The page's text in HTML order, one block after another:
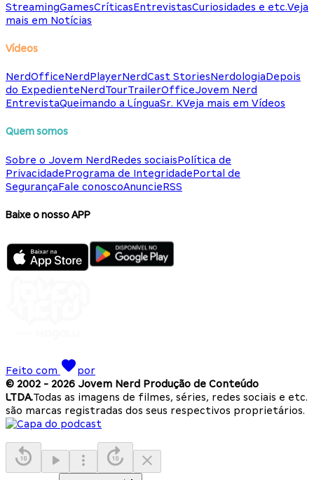
StreamingGamesCríticasEntrevistasCuriosidades e etc.Veja
mais em Notícias
Vídeos
NerdOfficeNerdPlayerNerdCast StoriesNerdologiaDepois
do ExpedienteNerdTourTrailerOfficeJovem Nerd
EntrevistaQueimando a LínguaSr. KVeja mais em Vídeos
Quem somos
Sobre o Jovem NerdRedes sociaisPolítica de
PrivacidadePrograma de IntegridadePortal de
SegurançaFale conoscoAnuncieRSS
Baixe o nosso APP
Feito com
por
© 2002 - 2026 Jovem Nerd Produção de Conteúdo
LTDA.Todas as imagens de filmes, séries, redes sociais e etc.
são marcas registradas dos seus respectivos proprietários.